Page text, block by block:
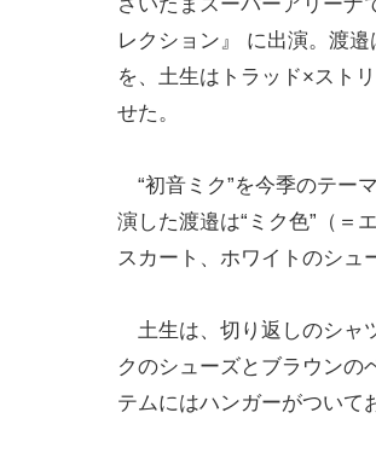
レクション』 に出演。渡
を、土生はトラッド×スト
せた。
“初音ミク”を今季のテー
演した渡邉は“ミク色”（＝
スカート、ホワイトのシュ
土生は、切り返しのシャ
クのシューズとブラウンの
テムにはハンガーがついて